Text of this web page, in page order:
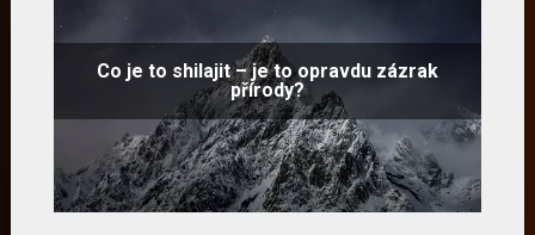
Co je to shilajit – je to opravdu zázrak
přírody?